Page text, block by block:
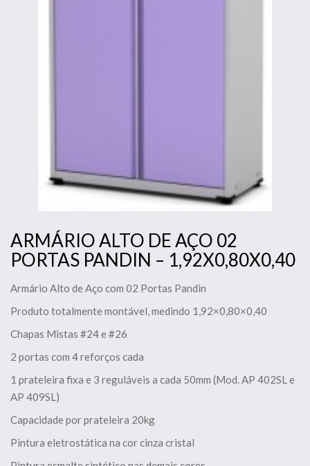
ARMÁRIO ALTO DE AÇO 02
PORTAS PANDIN – 1,92X0,80X0,40
Armário Alto de Aço com 02 Portas Pandin
Produto totalmente montável, medindo 1,92×0,80×0,40
Chapas Mistas #24 e #26
2 portas com 4 reforços cada
1 prateleira fixa e 3 reguláveis a cada 50mm (Mod. AP 402SL e
AP 409SL)
Capacidade por prateleira 20kg
Pintura eletrostática na cor cinza cristal